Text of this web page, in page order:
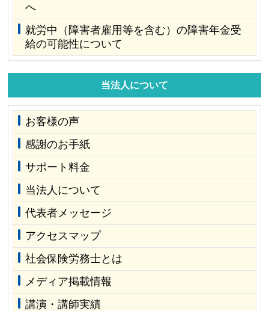
へ
就労中（障害者雇用等を含む）の障害年金受
給の可能性について
当法人について
お客様の声
感謝のお手紙
サポート料金
当法人について
代表者メッセージ
アクセスマップ
社会保険労務士とは
メディア掲載情報
講演・講師実績